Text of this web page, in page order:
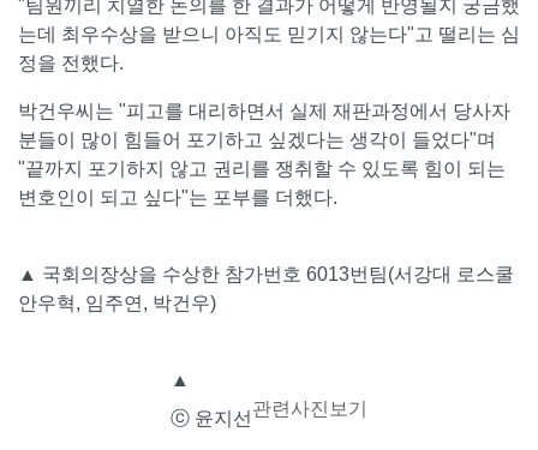
"팀원끼리 치열한 논의를 한 결과가 어떻게 반영될지 궁금했
는데 최우수상을 받으니 아직도 믿기지 않는다"고 떨리는 심
정을 전했다.
박건우씨는 "피고를 대리하면서 실제 재판과정에서 당사자
분들이 많이 힘들어 포기하고 싶겠다는 생각이 들었다"며
"끝까지 포기하지 않고 권리를 쟁취할 수 있도록 힘이 되는
변호인이 되고 싶다"는 포부를 더했다.
▲ 국회의장상을 수상한 참가번호 6013번팀(서강대 로스쿨
안우혁, 임주연, 박건우)
▲
ⓒ 윤지선 관련사진보기